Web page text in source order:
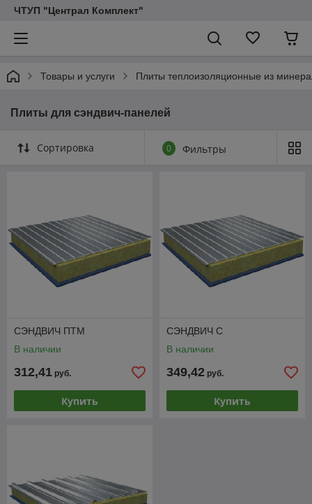
ЧТУП "Централ Комплект"
Товары и услуги Плиты теплоизоляционные из
Плиты для сэндвич-панелей
Сортировка 0 Фильтры
СЭНДВИЧ ПТМ
В наличии
312,41 руб.
Купить
СЭНДВИЧ С
В наличии
349,42 руб.
Купить